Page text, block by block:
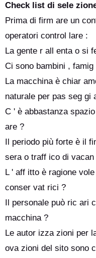
Check list di sele
Prima di firm are un
operatori control lare :
La gente r all enta o si
Ci sono bambini ,
La macchina è chiar
naturale per pas seg gi
C ' è abbastanza
are ?
Il periodo più forte è il
sera o traff ico di vacan
L ' aff itto è ragione
conser vat rici ?
Il personale può ric ari
macchina ?
Le autor izza zioni per
ova zioni del sito sono